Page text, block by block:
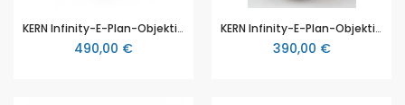
KERN Infinity-E-Plan-Objektiv, Plan 100 x /1,15 W.D. (0,18 mm) (Wasser) (gefedert), KERN OBE-A1437
490,00 €
KERN Infinity-E-Plan-Objektiv, Plan 60 x /0,8 W.D. (0,33 mm) (gefedert), KERN OBB-A1270
390,00 €